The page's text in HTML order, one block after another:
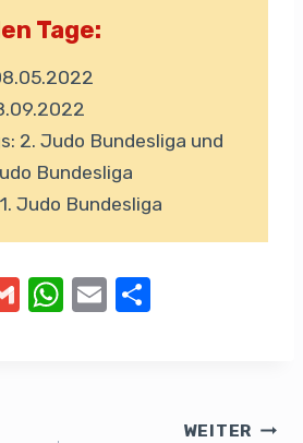
Tage:
2. Judo Bundesliga und
Bundesliga
Judo Bundesliga
G
W E
WEITER